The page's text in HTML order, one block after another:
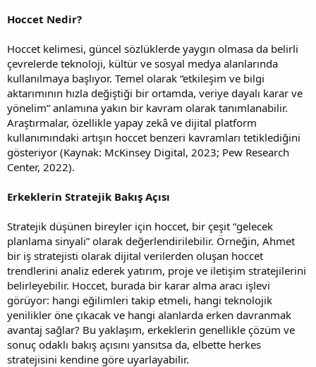
Hoccet Nedir?
Hoccet kelimesi, güncel sözlüklerde yaygın olmasa da belirli
çevrelerde teknoloji, kültür ve sosyal medya alanlarında
kullanılmaya başlıyor. Temel olarak “etkileşim ve bilgi
aktarımının hızla değiştiği bir ortamda, veriye dayalı karar ve
yönelim” anlamına yakın bir kavram olarak tanımlanabilir.
Araştırmalar, özellikle yapay zekâ ve dijital platform
kullanımındaki artışın hoccet benzeri kavramları tetiklediğini
gösteriyor (Kaynak: McKinsey Digital, 2023; Pew Research
Center, 2022).
Erkeklerin Stratejik Bakış Açısı
Stratejik düşünen bireyler için hoccet, bir çeşit “gelecek
planlama sinyali” olarak değerlendirilebilir. Örneğin, Ahmet
bir iş stratejisti olarak dijital verilerden oluşan hoccet
trendlerini analiz ederek yatırım, proje ve iletişim stratejilerini
belirleyebilir. Hoccet, burada bir karar alma aracı işlevi
görüyor: hangi eğilimleri takip etmeli, hangi teknolojik
yenilikler öne çıkacak ve hangi alanlarda erken davranmak
avantaj sağlar? Bu yaklaşım, erkeklerin genellikle çözüm ve
sonuç odaklı bakış açısını yansıtsa da, elbette herkes
stratejisini kendine göre uyarlayabilir.